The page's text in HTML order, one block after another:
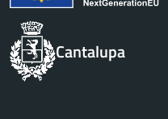
Cantalupa